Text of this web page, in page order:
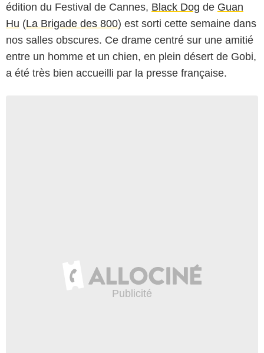
édition du Festival de Cannes, Black Dog de Guan
Hu (La Brigade des 800) est sorti cette semaine dans
nos salles obscures. Ce drame centré sur une amitié
entre un homme et un chien, en plein désert de Gobi,
a été très bien accueilli par la presse française.